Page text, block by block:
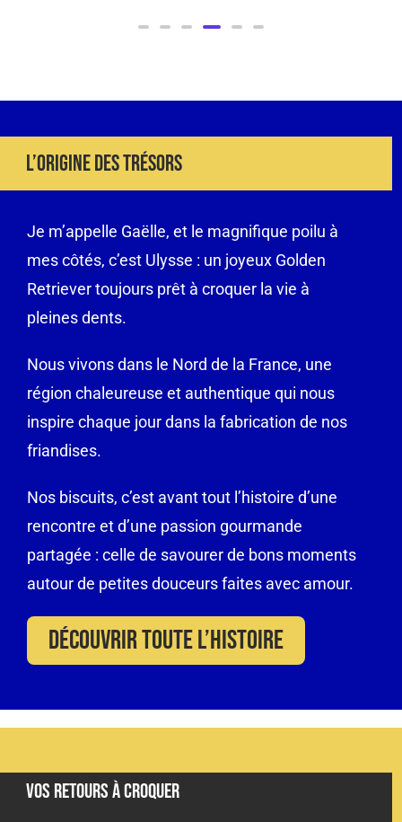
sur
L’origine Des Trésors
Je m’appelle Gaëlle, et le magnifique poilu à
mes côtés, c’est Ulysse : un joyeux Golden
Retriever toujours prêt à croquer la vie à
pleines dents.
Nous vivons dans le Nord de la France, une
région chaleureuse et authentique qui nous
inspire chaque jour dans la fabrication de nos
friandises.
Nos biscuits, c’est avant tout l’histoire d’une
rencontre et d’une passion gourmande
partagée : celle de savourer de bons moments
autour de petites douceurs faites avec amour.
Découvrir toute l’histoire
Vos Retours À Croquer